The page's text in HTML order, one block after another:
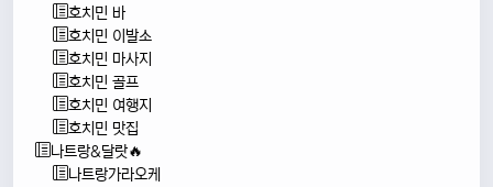
호치민 바
호치민 이발소
호치민 마사지
호치민 골프
호치민 여행지
호치민 맛집
나트랑&달랏🔥
나트랑가라오케